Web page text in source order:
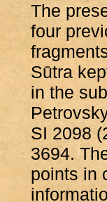
The
four
Sūtra
in the
SI 2098
3694.
points in